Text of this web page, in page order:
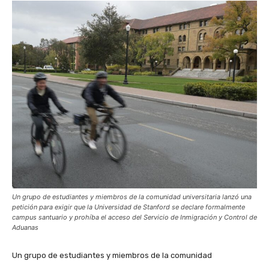
Un grupo de estudiantes y miembros de la comunidad universitaria lanzó una
petición para exigir que la Universidad de Stanford se declare formalmente
campus santuario y prohíba el acceso del Servicio de Inmigración y Control de
Aduanas
Un grupo de estudiantes y miembros de la comunidad